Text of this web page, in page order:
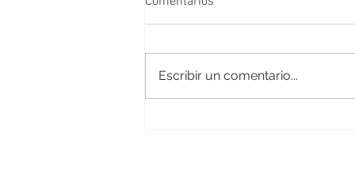
Escribir un comentario...